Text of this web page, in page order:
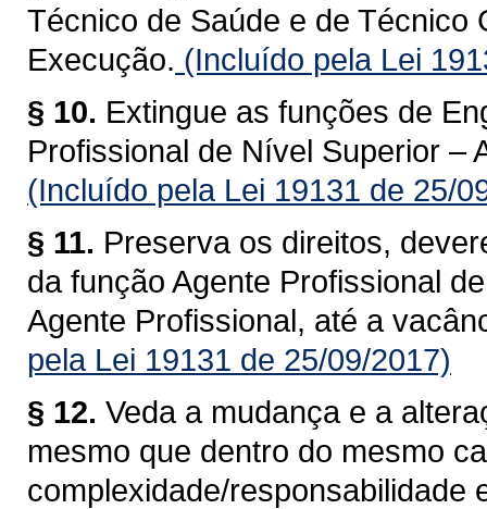
Técnico de Saúde e de Técnico
Execução. (Incluído pela Lei
§ 10. Extingue as funções de
Profissional de Nível Superior –
(Incluído pela Lei 19131 de 25/
§ 11. Preserva os direitos,
da função Agente Profissional
Agente Profissional, até a
pela Lei 19131 de 25/09/2017)
§ 12. Veda a mudança e a
mesmo que dentro do mesmo
complexidade/responsabilidade